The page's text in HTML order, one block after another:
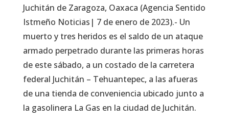
Juchitán de Zaragoza, Oaxaca (Agencia Sentido
Istmeño Noticias| 7 de enero de 2023).- Un
muerto y tres heridos es el saldo de un ataque
armado perpetrado durante las primeras horas
de este sábado, a un costado de la carretera
federal Juchitán – Tehuantepec, a las afueras
de una tienda de conveniencia ubicado junto a
la gasolinera La Gas en la ciudad de Juchitán.